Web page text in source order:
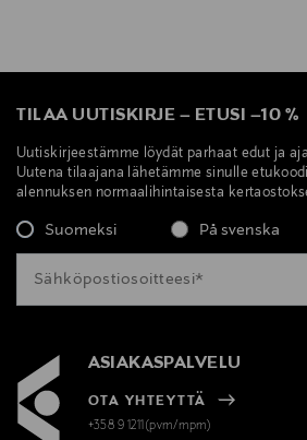
TILAA UUTISKIRJE – ETUSI –10 %
Uutiskirjeestämme löydät parhaat edut ja
Uutena tilaajana lähetämme sinulle
alennuksen normaalihintaisesta
Suomeksi På svenska
ASIAKASPALVELU
OTA YHTEYTTÄ
+358 9 1211(pvm/mpm)